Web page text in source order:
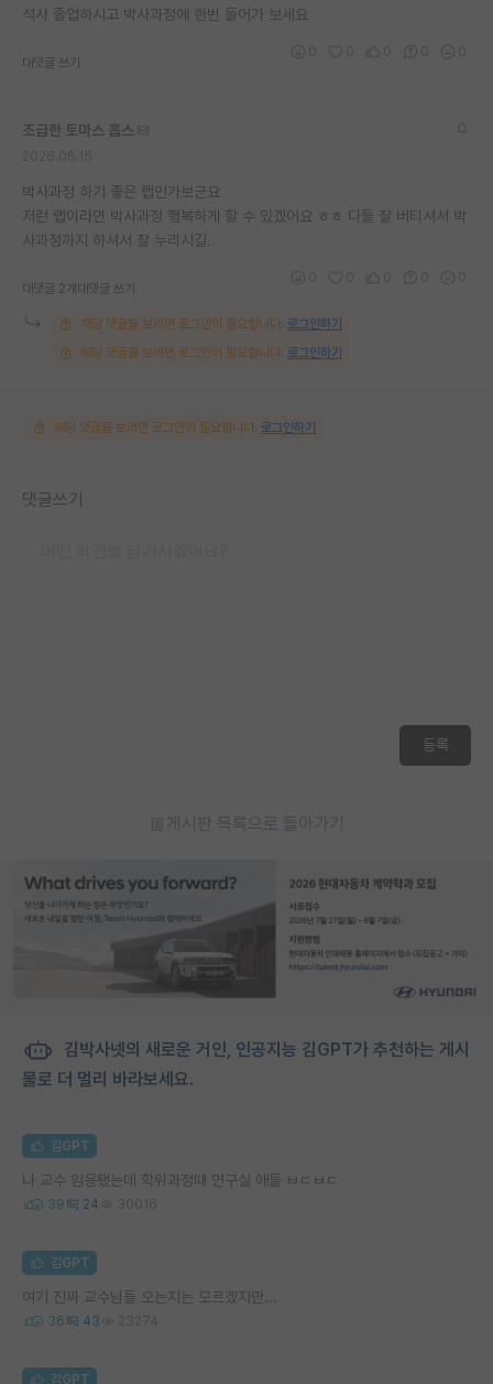
석사 졸업하시고 박사과정에 한번 들어가 보세요
대댓글 쓰기
조급한 토마스 홉스
박사과정 하기 좋은 랩인가보군요
저런 랩이라면 박사과정 행복하게 할 수 있겠어요 ㅎㅎ 다들 잘 버티셔서 박
사과정까지 하셔서 잘 누리시길..
대댓글 2개 대댓글 쓰기
해당 댓글을 보려면 로그인이 필요합니다. 로그인하기
해당 댓글을 보려면 로그인이 필요합니다. 로그인하기
해당 댓글을 보려면 로그인이 필요합니다. 로그인하기
댓글쓰기
등록
게시판 목록으로 돌아가기
김박사넷의 새로운 거인, 인공지능 김GPT가 추천하는 게시
물로 더 멀리 바라보세요.
김GPT
나 교수 임용됐는데 학위과정때 연구실 애들 ㅂㄷㅂㄷ
39 24 30016
김GPT
여기 진짜 교수님들 오는지는 모르겠지만...
36 43 23274
김GPT